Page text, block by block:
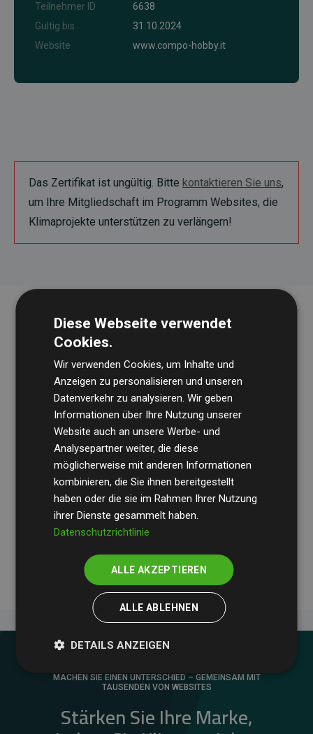
Teilnehmer ID
6638
Gültig bis
31.10.2024
Website
www.compo-hobby.it
Das Zertifikat ist ungültig. Bitte kontaktieren Sie uns,
um Ihre Mitgliedschaft im Programm Websites, die
Klimaprojekte unterstützen zu verlängern!
Die Wirtschaftsprüfungsgesellschaft BDOüberprüft
regelmäßig unsere Berechnungen und Methodik, um
Transparenz und Verlässlichkeit sicherzustellen.
Ihre Prüfungen belegen, dass unsere Investitionen in
Klimaschutzprojekte im Durchschnitt200 % der
geschätzten CO₂-Emissionender teilnehmenden
Websites kompensieren – ein klarer Nachweis für die
messbare Klimawirkung unseres Ansatzes.
MACHEN SIE EINEN UNTERSCHIED – GEMEINSAM MIT
TAUSENDEN VON WEBSITES
Stärken Sie Ihre Marke,
Diese Webseite verwendet
Cookies.
Wir verwenden Cookies, um Inhalte und
Anzeigen zu personalisieren und unseren
Datenverkehr zu analysieren. Wir geben
Informationen über Ihre Nutzung unserer
Website auch an unsere Werbe- und
Analysepartner weiter, die diese
möglicherweise mit anderen Informationen
kombinieren, die Sie ihnen bereitgestellt
haben oder die sie im Rahmen Ihrer Nutzung
ihrer Dienste gesammelt haben.
Datenschutzrichtlinie
ALLE AKZEPTIEREN
ALLE ABLEHNEN
DETAILS ANZEIGEN